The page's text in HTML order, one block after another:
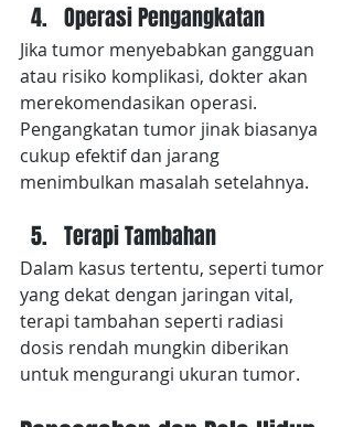
Operasi Pengangkatan
Jika tumor menyebabkan gangguan
atau risiko komplikasi, dokter akan
merekomendasikan operasi.
Pengangkatan tumor jinak biasanya
cukup efektif dan jarang
menimbulkan masalah setelahnya.
Terapi Tambahan
Dalam kasus tertentu, seperti tumor
yang dekat dengan jaringan vital,
terapi tambahan seperti radiasi
dosis rendah mungkin diberikan
untuk mengurangi ukuran tumor.